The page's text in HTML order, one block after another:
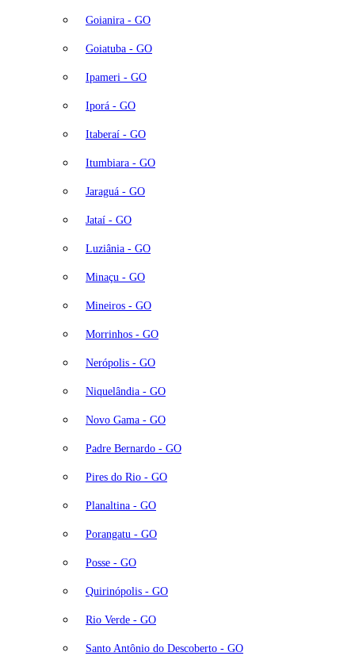
Goianira - GO
Goiatuba - GO
Ipameri - GO
Iporá - GO
Itaberaí - GO
Itumbiara - GO
Jaraguá - GO
Jataí - GO
Luziânia - GO
Minaçu - GO
Mineiros - GO
Morrinhos - GO
Nerópolis - GO
Niquelândia - GO
Novo Gama - GO
Padre Bernardo - GO
Pires do Rio - GO
Planaltina - GO
Porangatu - GO
Posse - GO
Quirinópolis - GO
Rio Verde - GO
Santo Antônio do Descoberto - GO